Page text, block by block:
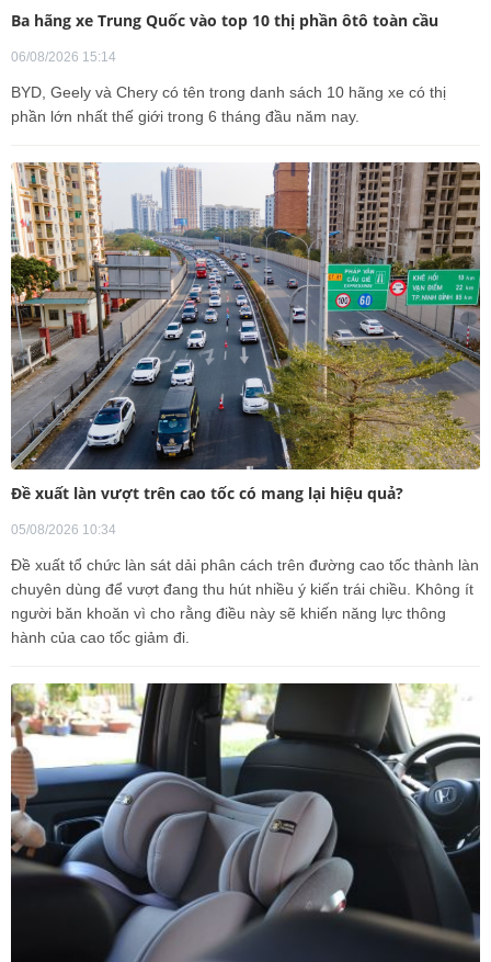
Ba hãng xe Trung Quốc vào top 10 thị phần ôtô toàn cầu
06/08/2026 15:14
BYD, Geely và Chery có tên trong danh sách 10 hãng xe có thị
phần lớn nhất thế giới trong 6 tháng đầu năm nay.
Đề xuất làn vượt trên cao tốc có mang lại hiệu quả?
05/08/2026 10:34
Đề xuất tổ chức làn sát dải phân cách trên đường cao tốc thành làn
chuyên dùng để vượt đang thu hút nhiều ý kiến trái chiều. Không ít
người băn khoăn vì cho rằng điều này sẽ khiến năng lực thông
hành của cao tốc giảm đi.